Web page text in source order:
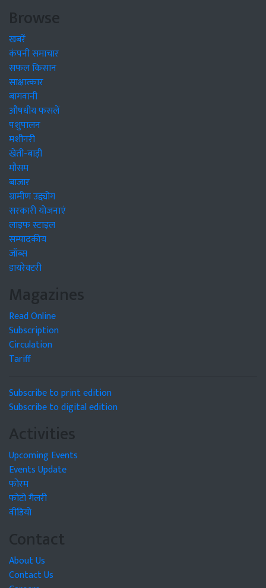
Browse
खबरें
कंपनी समाचार
सफल किसान
साक्षात्कार
बागवानी
औषधीय फसलें
पशुपालन
मशीनरी
खेती-बाड़ी
मौसम
बाजार
ग्रामीण उद्द्योग
सरकारी योजनाएं
लाइफ स्टाइल
सम्पादकीय
जॉब्स
डायरेक्टरी
Magazines
Read Online
Subscription
Circulation
Tariff
Subscribe to print edition
Subscribe to digital edition
Activities
Upcoming Events
Events Update
फोरम
फोटो गैलरी
वीडियो
Contact
About Us
Contact Us